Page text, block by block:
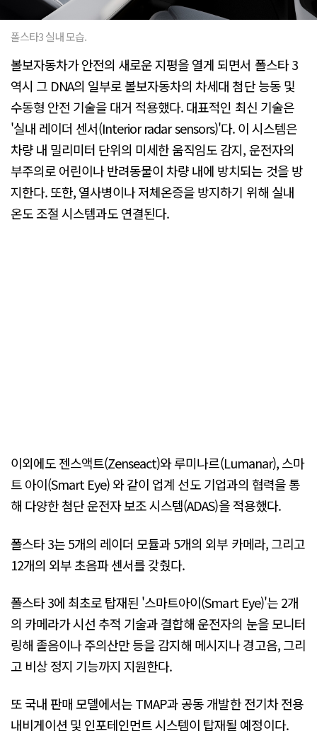
폴스타3 실내 모습.
볼보자동차가 안전의 새로운 지평을 열게 되면서 폴스타 3
역시 그 DNA의 일부로 볼보자동차의 차세대 첨단 능동 및
수동형 안전 기술을 대거 적용했다. 대표적인 최신 기술은
'실내 레이더 센서(Interior radar sensors)'다. 이 시스템은
차량 내 밀리미터 단위의 미세한 움직임도 감지, 운전자의
부주의로 어린이나 반려동물이 차량 내에 방치되는 것을 방
지한다. 또한, 열사병이나 저체온증을 방지하기 위해 실내
온도 조절 시스템과도 연결된다.
이외에도 젠스액트(Zenseact)와 루미나르(Lumanar), 스마
트 아이(Smart Eye) 와 같이 업계 선도 기업과의 협력을 통
해 다양한 첨단 운전자 보조 시스템(ADAS)을 적용했다.
폴스타 3는 5개의 레이더 모듈과 5개의 외부 카메라, 그리고
12개의 외부 초음파 센서를 갖췄다.
폴스타 3에 최초로 탑재된 '스마트아이(Smart Eye)'는 2개
의 카메라가 시선 추적 기술과 결합해 운전자의 눈을 모니터
링해 졸음이나 주의산만 등을 감지해 메시지나 경고음, 그리
고 비상 정지 기능까지 지원한다.
또 국내 판매 모델에서는 TMAP과 공동 개발한 전기차 전용
내비게이션 및 인포테인먼트 시스템이 탑재될 예정이다.